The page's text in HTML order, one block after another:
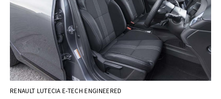
RENAULT LUTECIA E-TECH ENGINEERED